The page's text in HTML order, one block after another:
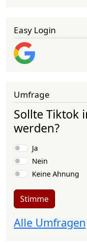
Easy Login
Umfrage
Sollte Tiktok
werden?
Ja
Nein
Keine Ahnung
Stimme
Alle Umfragen